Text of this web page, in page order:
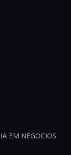
EM NEGOCIOS